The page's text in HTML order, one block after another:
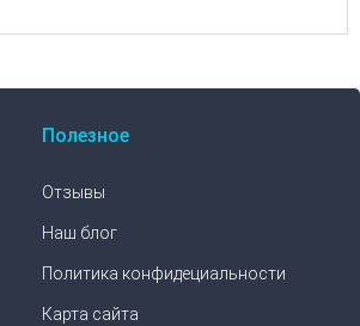
Полезное
Отзывы
Наш блог
Политика конфидециальности
Карта сайта